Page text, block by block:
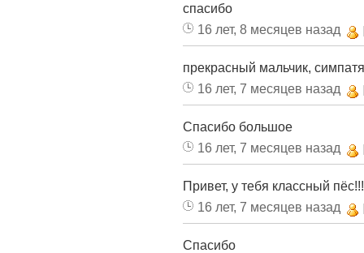
спасибо
16 лет, 8 месяцев назад
прекрасный мальчик,
16 лет, 7 месяцев назад
Спасибо большое
16 лет, 7 месяцев назад
Привет, у тебя классный
16 лет, 7 месяцев назад
Спасибо